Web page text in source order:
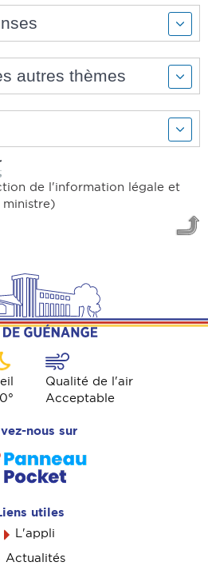
autres thèmes
de l'information légale et
°
Qualité de l'air
Acceptable
nous sur
utiles
L'appli
Actualités